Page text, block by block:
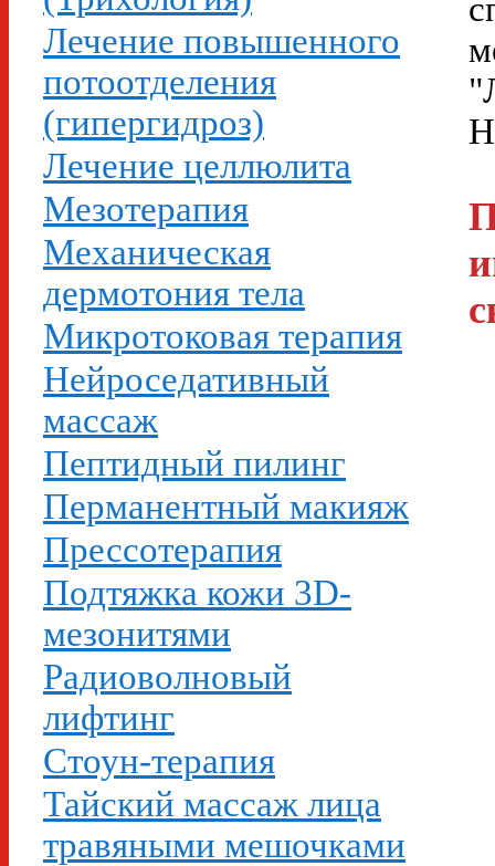
Лечение повышенного
потоотделения
(гипергидроз)
Лечение целлюлита
Мезотерапия
Механическая
дермотония тела
Микротоковая терапия
Нейроседативный
массаж
Пептидный пилинг
Перманентный макияж
Прессотерапия
Подтяжка кожи 3D-
мезонитями
Радиоволновый
лифтинг
Стоун-терапия
Тайский массаж лица
травяными мешочками